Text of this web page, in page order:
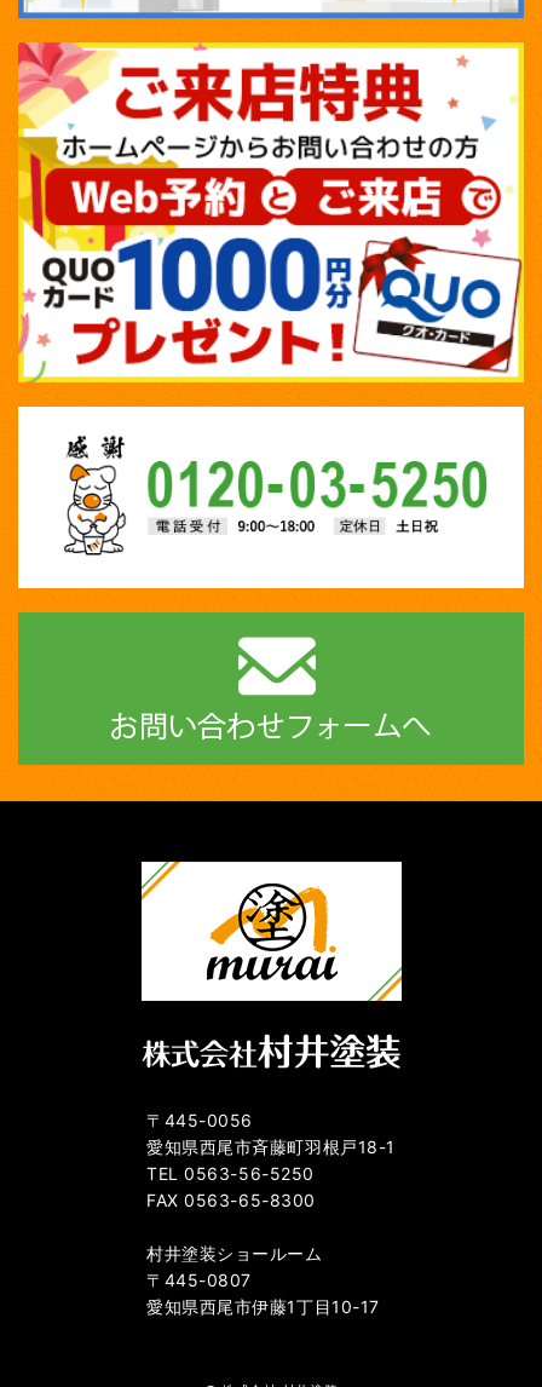
〒445-0056
愛知県西尾市斉藤町羽根戸18-1
TEL 0563-56-5250
FAX 0563-65-8300
村井塗装ショールーム
〒445-0807
愛知県西尾市伊藤1丁目10-17